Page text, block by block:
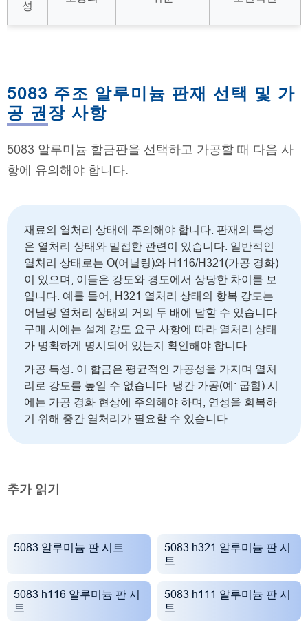
성
5083 주조 알루미늄 판재 선택 및 가
공 권장 사항
5083 알루미늄 합금판을 선택하고 가공할 때 다음 사
항에 유의해야 합니다.
재료의 열처리 상태에 주의해야 합니다. 판재의 특성
은 열처리 상태와 밀접한 관련이 있습니다. 일반적인
열처리 상태로는 O(어닐링)와 H116/H321(가공 경화)
이 있으며, 이들은 강도와 경도에서 상당한 차이를 보
입니다. 예를 들어, H321 열처리 상태의 항복 강도는
어닐링 열처리 상태의 거의 두 배에 달할 수 있습니다.
구매 시에는 설계 강도 요구 사항에 따라 열처리 상태
가 명확하게 명시되어 있는지 확인해야 합니다.
가공 특성: 이 합금은 평균적인 가공성을 가지며 열처
리로 강도를 높일 수 없습니다. 냉간 가공(예: 굽힘) 시
에는 가공 경화 현상에 주의해야 하며, 연성을 회복하
기 위해 중간 열처리가 필요할 수 있습니다.
추가 읽기
5083 알루미늄 판 시트
5083 h321 알루미늄 판 시
트
5083 h116 알루미늄 판 시
트
5083 h111 알루미늄 판 시
트